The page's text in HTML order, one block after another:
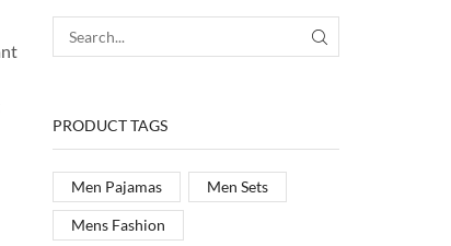
PRODUCT TAGS
Men Pajamas Men Sets
Mens Fashion